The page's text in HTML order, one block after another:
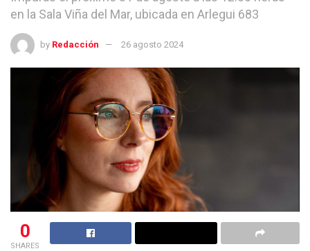
en la Sala Viña del Mar, ubicada en Arlegui 683
by Redacción 26 agosto 2024
0
SHARES